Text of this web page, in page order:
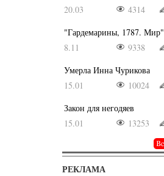
20.03
4314
"Гардемарины, 1787. Мир"
8.11
9338
Умерла Инна Чурикова
15.01
10024
Закон для негодяев
15.01
13253
РЕКЛАМА